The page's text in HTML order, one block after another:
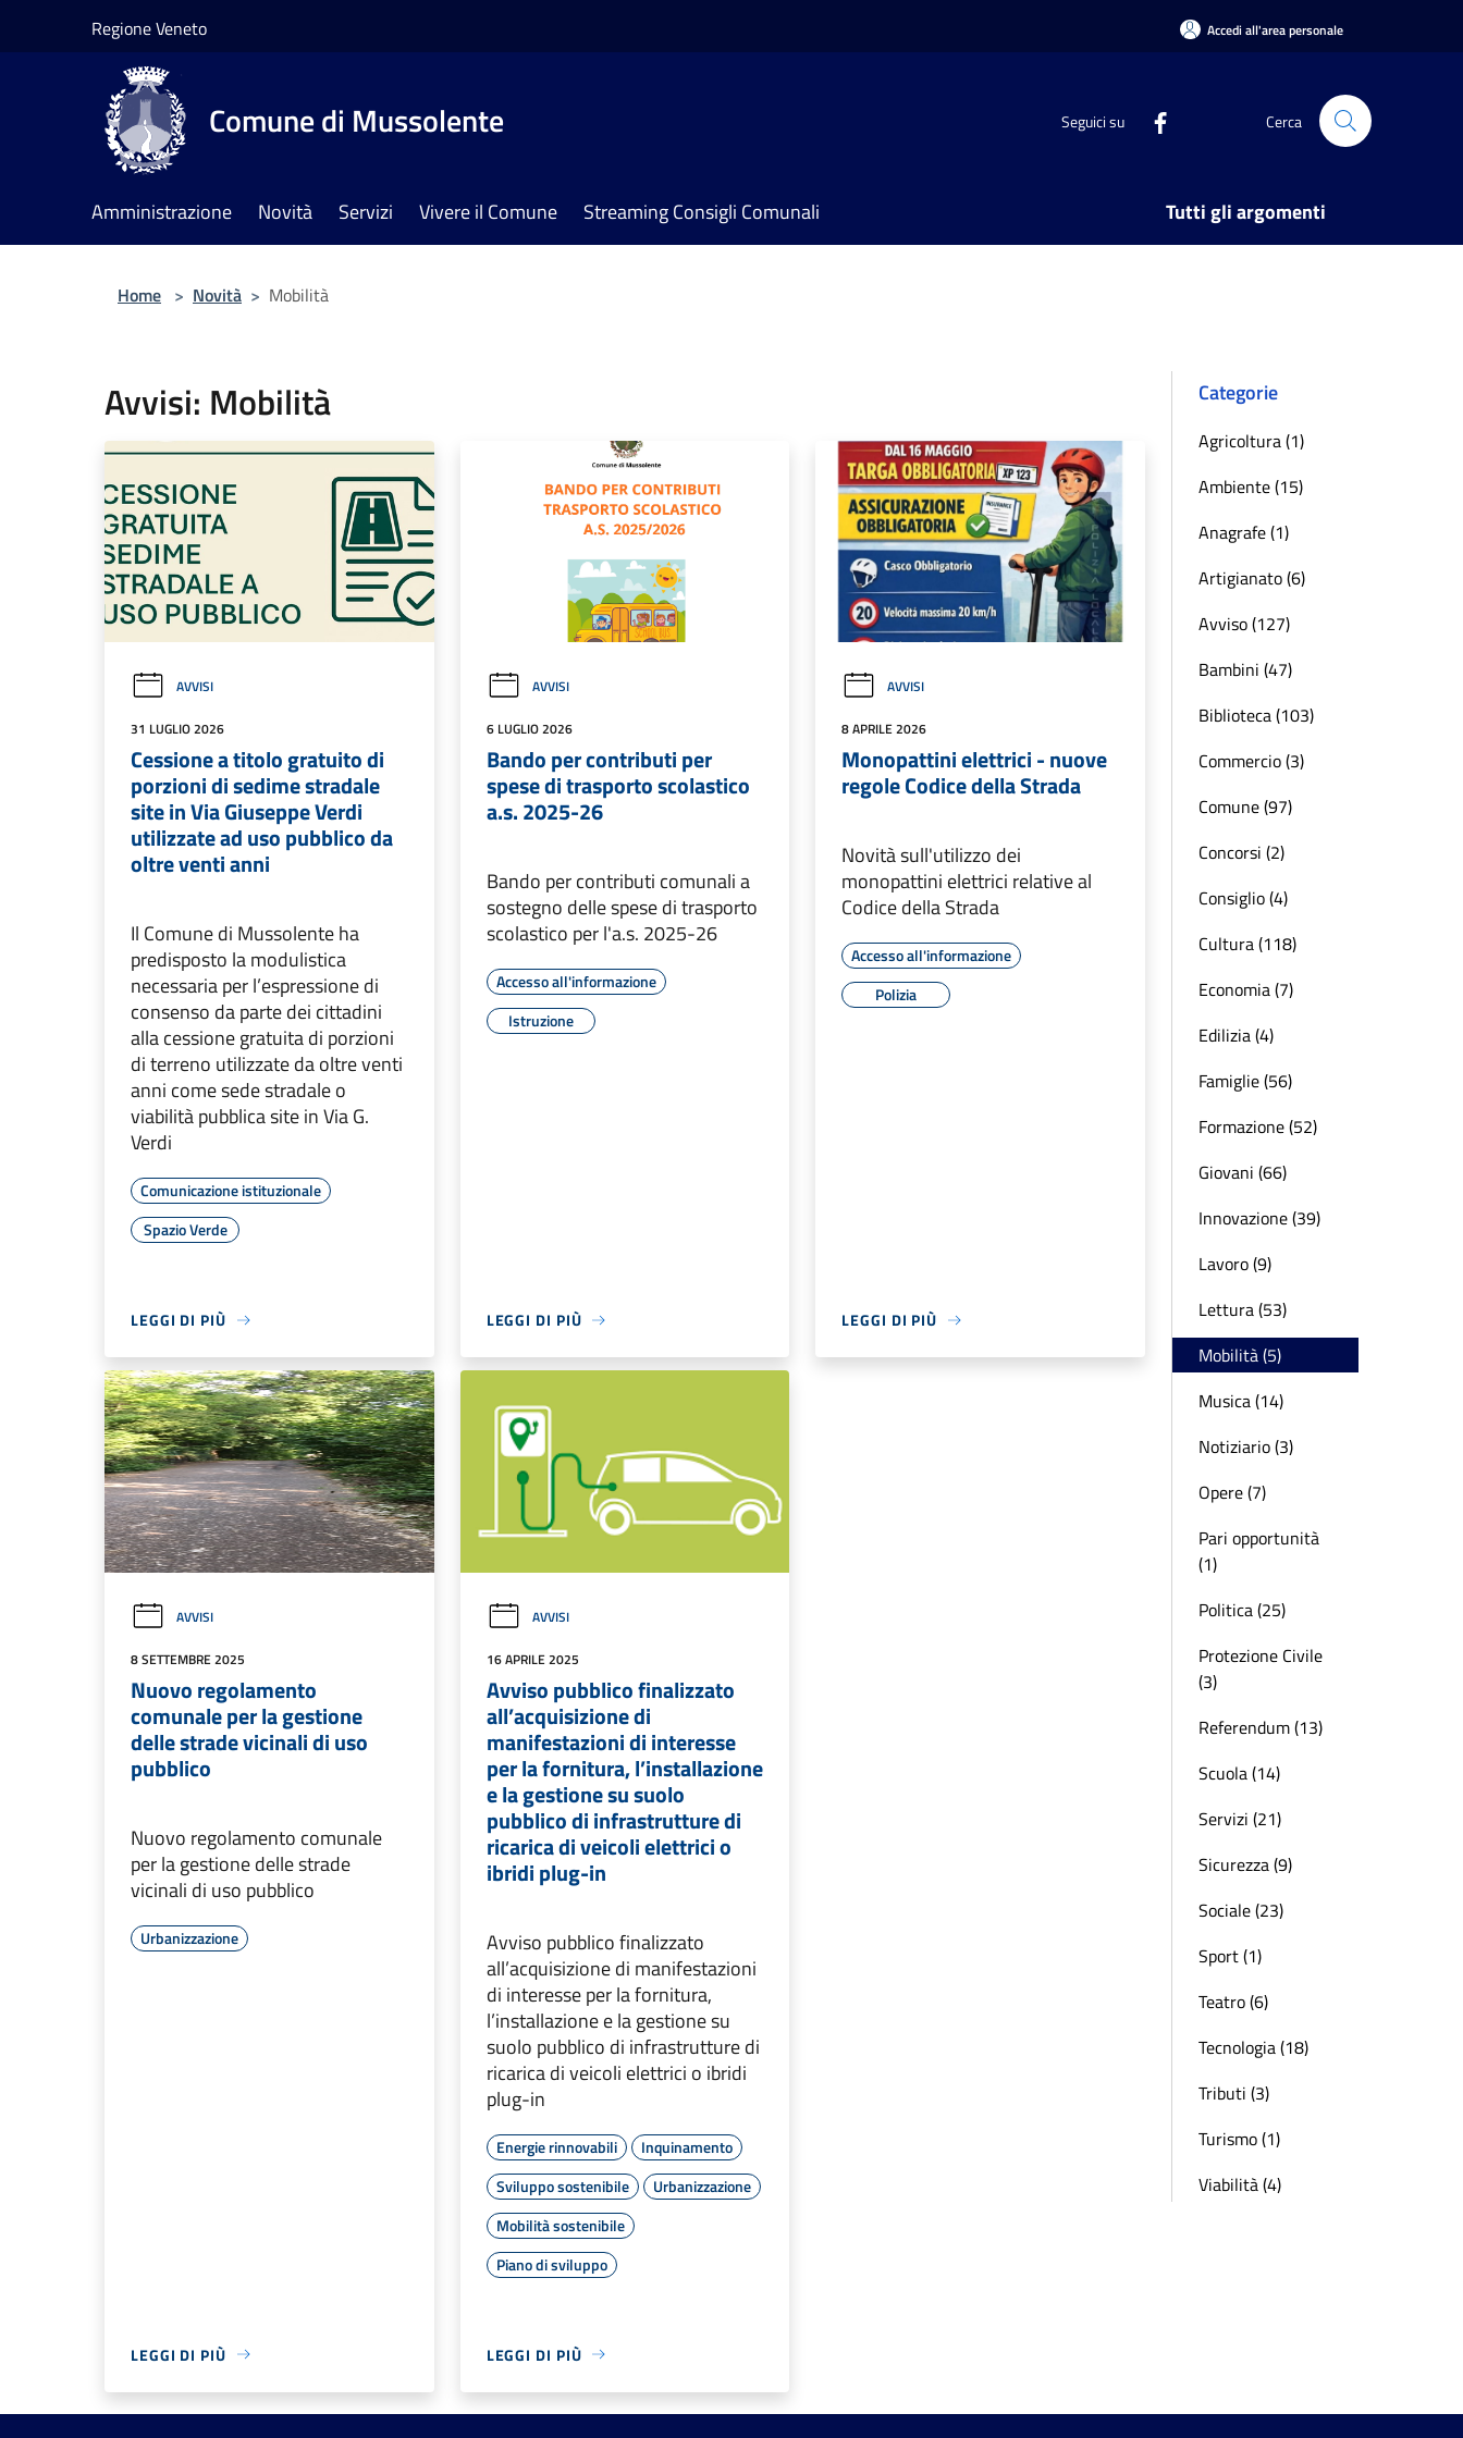
Regione Veneto Accedi all'area personale
Comune di Mussolente Seguici su Cerca
Amministrazione Novità Servizi Vivere il Comune Streaming Consigli Comunali Tutti gli argomenti
Home > Novità > Mobilità
Avvisi: Mobilità
AVVISI
31 LUGLIO 2026
Cessione a titolo gratuito di
porzioni di sedime stradale
site in Via Giuseppe Verdi
utilizzate ad uso pubblico da
oltre venti anni
Il Comune di Mussolente ha
predisposto la modulistica
necessaria per l’espressione di
consenso da parte dei cittadini
alla cessione gratuita di porzioni
di terreno utilizzate da oltre venti
anni come sede stradale o
viabilità pubblica site in Via G.
Verdi
Comunicazione istituzionale
Spazio Verde
LEGGI DI PIÙ
AVVISI
6 LUGLIO 2026
Bando per contributi per
spese di trasporto scolastico
a.s. 2025-26
Bando per contributi comunali a
sostegno delle spese di trasporto
scolastico per l'a.s. 2025-26
Accesso all'informazione
Istruzione
LEGGI DI PIÙ
AVVISI
8 APRILE 2026
Monopattini elettrici - nuove
regole Codice della Strada
Novità sull'utilizzo dei
monopattini elettrici relative al
Codice della Strada
Accesso all'informazione
Polizia
LEGGI DI PIÙ
AVVISI
8 SETTEMBRE 2025
Nuovo regolamento
comunale per la gestione
delle strade vicinali di uso
pubblico
Nuovo regolamento comunale
per la gestione delle strade
vicinali di uso pubblico
Urbanizzazione
LEGGI DI PIÙ
AVVISI
16 APRILE 2025
Avviso pubblico finalizzato
all’acquisizione di
manifestazioni di interesse
per la fornitura, l’installazione
e la gestione su suolo
pubblico di infrastrutture di
ricarica di veicoli elettrici o
ibridi plug-in
Avviso pubblico finalizzato
all’acquisizione di manifestazioni
di interesse per la fornitura,
l’installazione e la gestione su
suolo pubblico di infrastrutture di
ricarica di veicoli elettrici o ibridi
plug-in
Energie rinnovabili
Inquinamento
Sviluppo sostenibile
Urbanizzazione
Mobilità sostenibile
Piano di sviluppo
LEGGI DI PIÙ
Categorie
Agricoltura (1)
Ambiente (15)
Anagrafe (1)
Artigianato (6)
Avviso (127)
Bambini (47)
Biblioteca (103)
Commercio (3)
Comune (97)
Concorsi (2)
Consiglio (4)
Cultura (118)
Economia (7)
Edilizia (4)
Famiglie (56)
Formazione (52)
Giovani (66)
Innovazione (39)
Lavoro (9)
Lettura (53)
Mobilità (5)
Musica (14)
Notiziario (3)
Opere (7)
Pari opportunità
(1)
Politica (25)
Protezione Civile
(3)
Referendum (13)
Scuola (14)
Servizi (21)
Sicurezza (9)
Sociale (23)
Sport (1)
Teatro (6)
Tecnologia (18)
Tributi (3)
Turismo (1)
Viabilità (4)